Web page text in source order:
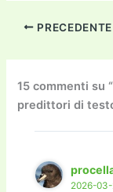
c
e
b
o
o
k
itt
er
ai
l
PRECEDENTE
15 commenti su
predittori di
2026-